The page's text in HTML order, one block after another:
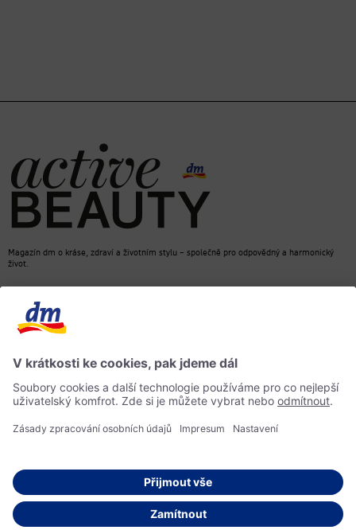
Magazín dm o kráse, zdraví a životním stylu – společně pro odpovědný a harmonický
život.
Směrnice pro umělou inteligenci
© 2026 dm drogerie markt s.r.o.